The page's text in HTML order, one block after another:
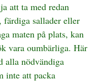
att ta med redan
färdiga sallader eller
maten på plats, kan
vara oumbärliga. Här
alla nödvändiga
inte att packa